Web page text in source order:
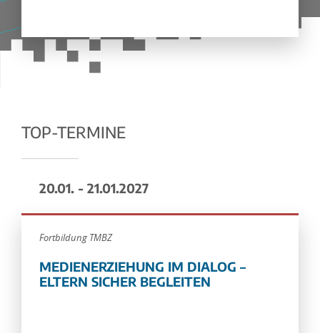
TOP-TERMINE
20.01. - 21.01.2027
Fortbildung TMBZ
MEDIENERZIEHUNG IM DIALOG –
ELTERN SICHER BEGLEITEN